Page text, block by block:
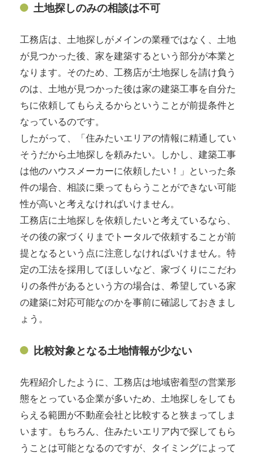
土地探しのみの相談は不可
工務店は、土地探しがメインの業種ではなく、土地
が見つかった後、家を建築するという部分が本業と
なります。そのため、工務店が土地探しを請け負う
のは、土地が見つかった後は家の建築工事を自分た
ちに依頼してもらえるからということが前提条件と
なっているのです。
したがって、「住みたいエリアの情報に精通してい
そうだから土地探しを頼みたい。しかし、建築工事
は他のハウスメーカーに依頼したい！」といった条
件の場合、相談に乗ってもらうことができない可能
性が高いと考えなければいけません。
工務店に土地探しを依頼したいと考えているなら、
その後の家づくりまでトータルで依頼することが前
提となるという点に注意しなければいけません。特
定の工法を採用してほしいなど、家づくりにこだわ
りの条件があるという方の場合は、希望している家
の建築に対応可能なのかを事前に確認しておきまし
ょう。
比較対象となる土地情報が少ない
先程紹介したように、工務店は地域密着型の営業形
態をとっている企業が多いため、土地探しをしても
らえる範囲が不動産会社と比較すると狭まってしま
います。もちろん、住みたいエリア内で探してもら
うことは可能となるのですが、タイミングによって